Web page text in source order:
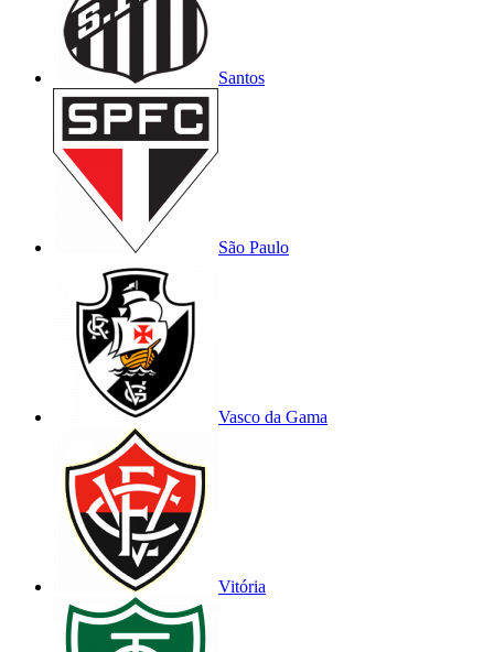
Santos
São Paulo
Vasco da Gama
Vitória